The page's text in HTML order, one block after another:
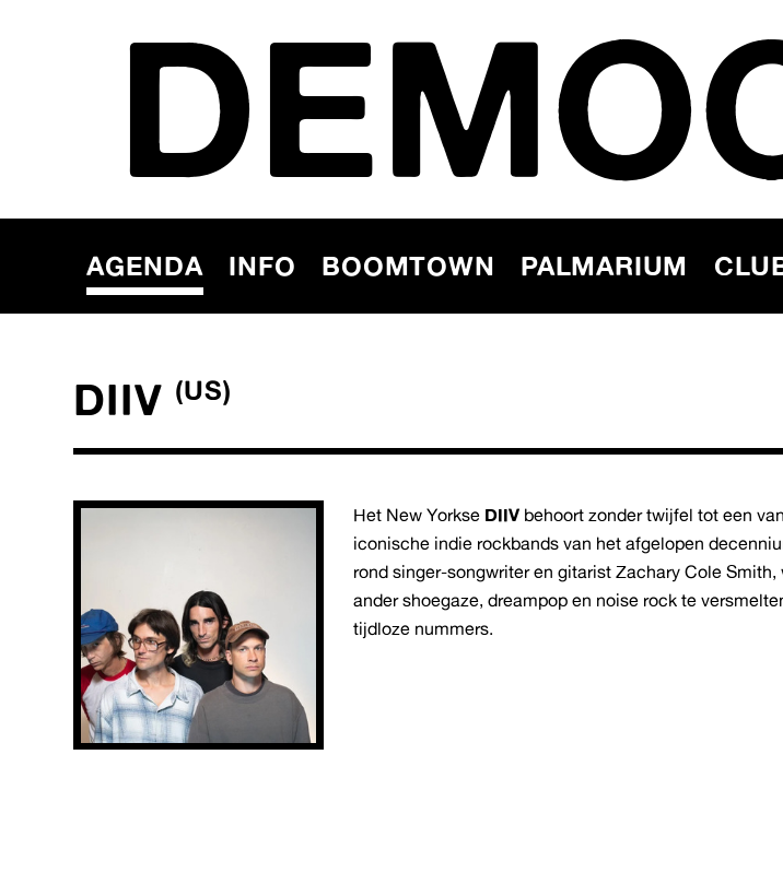
AGENDA INFO BOOMTOWN PALMARIUM
DIIV (US)
Het New Yorkse DIIV behoort zonder twijfel tot een
iconische indie rockbands van het afgelopen
rond singer-songwriter en gitarist Zachary Cole Smith,
ander shoegaze, dreampop en noise rock te
tijdloze nummers.